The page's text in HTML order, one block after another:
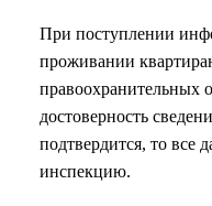
При поступлении
проживании
правоохранительных
достоверность
подтвердится, то все
инспекцию.